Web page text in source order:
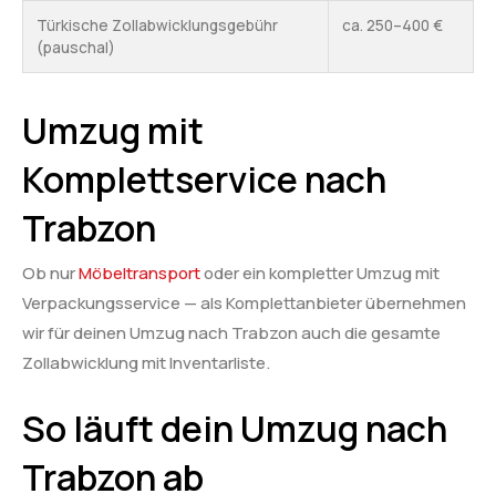
Türkische Zollabwicklungsgebühr
(pauschal)
ca. 250–400 €
Umzug mit
Komplettservice nach
Trabzon
Ob nurMöbeltransportoder ein kompletter Umzug mit
Verpackungsservice — als Komplettanbieter übernehmen
wir für deinen Umzug nach Trabzon auch die gesamte
Zollabwicklung mit Inventarliste.
So läuft dein Umzug nach
Trabzon ab